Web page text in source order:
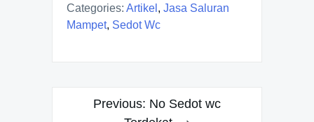
Categories: Artikel , Jasa Saluran
Mampet, Sedot Wc
NavigasiPrevious: No Sedot wc